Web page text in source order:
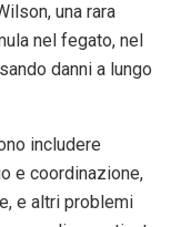
una rara
nel fegato, nel
danni a lungo
includere
e coordinazione,
e altri problemi